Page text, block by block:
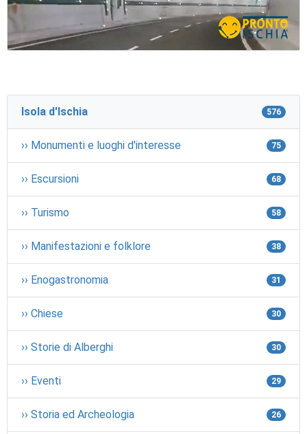
Isola d'Ischia 576
›› Monumenti e luoghi d'interesse 75
›› Escursioni 68
›› Turismo 58
›› Manifestazioni e folklore 38
›› Enogastronomia 31
›› Chiese 30
›› Storie di Alberghi 30
›› Eventi 29
›› Storia ed Archeologia 26